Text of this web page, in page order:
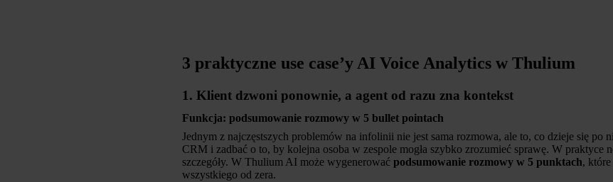
3 praktyczne use case’y AI Voice Analytics w Thulium
1. Klient dzwoni ponownie, a agent od razu zna kontekst
Funkcja: podsumowanie rozmowy w 5 bullet pointach
Jednym z najczęstszych problemów na infolinii nie jest sama rozmowa, ale to, co dzieje się po
CRM i zadbać o to, by kolejna osoba w zespole mogła szybko zrozumieć sprawę. W
szczegóły. W Thulium AI może wygenerować podsumowanie rozmowy w 5 punktach,
wszystkiego od zera.